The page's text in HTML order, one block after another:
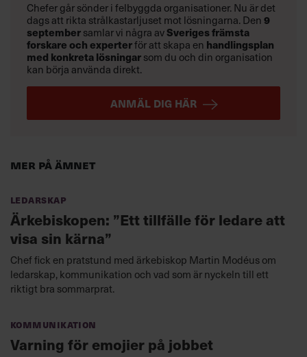
Mer på ämnet
Ledarskap
Ärkebiskopen: ”Ett tillfälle för ledare att
visa sin kärna”
Chef fick en pratstund med ärkebiskop Martin Modéus om
ledarskap, kommunikation och vad som är nyckeln till ett
riktigt bra sommarprat.
Kommunikation
Varning för emojier på jobbet
Chefer går sönder i felbyggda organisationer. Nu är det
dags att rikta strålkastarljuset mot lösningarna. Den 9
september samlar vi några av Sveriges främsta
forskare och experterför att skapa en handlingsplan
med konkreta lösningar som du och din organisation
kan börja använda direkt.
ANMÄL DIG HÄR